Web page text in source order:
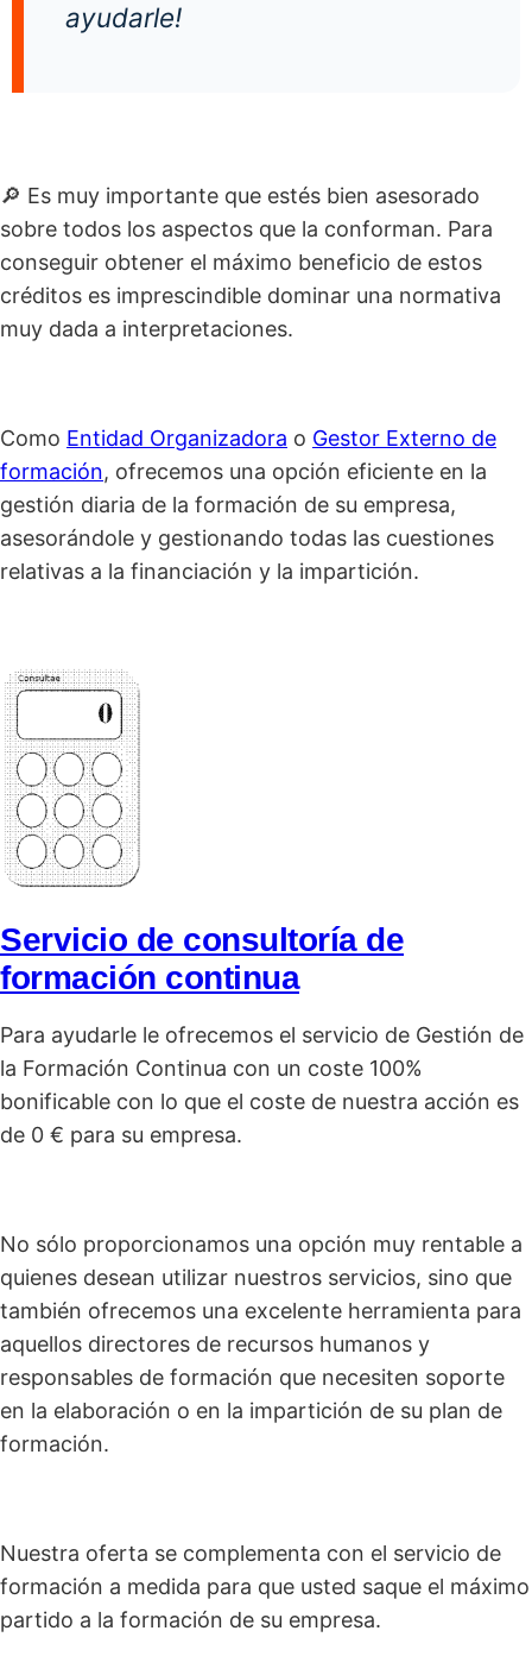
ayudarle!
🔎 Es muy importante que estés bien asesorado
sobre todos los aspectos que la conforman. Para
conseguir obtener el máximo beneficio de estos
créditos es imprescindible dominar una normativa
muy dada a interpretaciones.
Como Entidad Organizadora o Gestor Externo de
formación, ofrecemos una opción eficiente en la
gestión diaria de la formación de su empresa,
asesorándole y gestionando todas las cuestiones
relativas a la financiación y la impartición.
Servicio de consultoría de
formación continua
Para ayudarle le ofrecemos el servicio de Gestión de
la Formación Continua con un coste 100%
bonificable con lo que el coste de nuestra acción es
de 0 € para su empresa.
No sólo proporcionamos una opción muy rentable a
quienes desean utilizar nuestros servicios, sino que
también ofrecemos una excelente herramienta para
aquellos directores de recursos humanos y
responsables de formación que necesiten soporte
en la elaboración o en la impartición de su plan de
formación.
Nuestra oferta se complementa con el servicio de
formación a medida para que usted saque el máximo
partido a la formación de su empresa.